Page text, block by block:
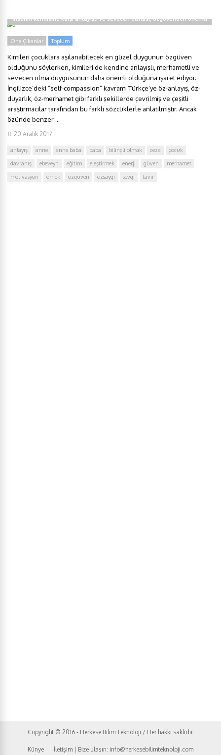
İnsanın kendisine karşı anlayışlı ve sevecen olması, özgüvenden önemli
Öne Çıkanlar Toplum
Kimileri çocuklara aşılanabilecek en güzel duygunun özgüven
olduğunu söylerken, kimileri de kendine anlayışlı, merhametli ve
sevecen olma duygusunun daha önemli olduğuna işaret ediyor.
İngilizce’deki “self-compassion” kavramı Türkçe’ye öz-anlayış, öz-
duyarlık, öz-merhamet gibi farklı şekillerde çevrilmiş ve çeşitli
araştırmacılar tarafından bu farklı sözcüklerle anlatılmıştır. Ancak
özünde benzer ...
20 Aralık 2017
anlayış anne anne baba baba bilinçli olmak ceza
çocuk
davranış
ebeveyn eğitim eleştirmek enerji güven
merhamet
motivasyon
örnek özgüven özsaygı sevgi tavır
Copyright © 2016 - Herkese Bilim Teknoloji / Her hakkı saklıdır.
Künye İletişim | Bize ulaşın: info@herkesebilimteknoloji.com